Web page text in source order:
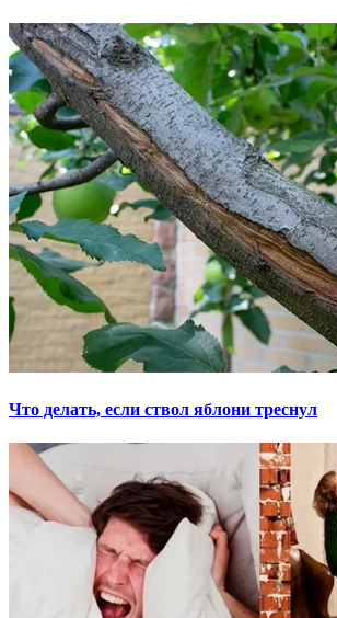
Что делать, если ствол яблони треснул